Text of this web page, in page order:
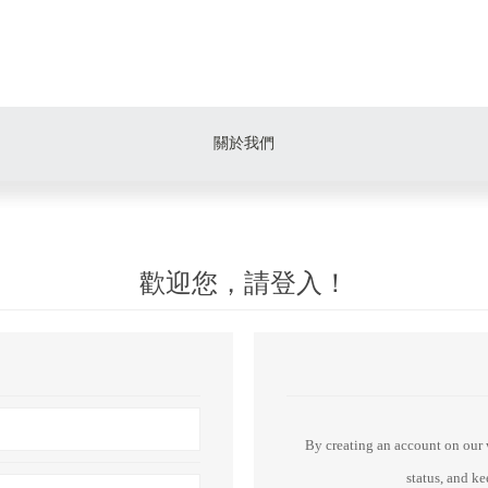
關於我們
歡迎您，請登入！
By creating an account on our
status, and